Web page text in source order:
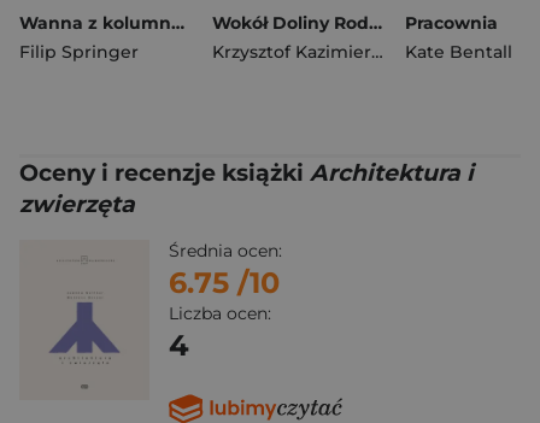
Wanna z kolumnadą
Filip Springer
Wokół Doliny Rodanu. Geneza ukształtowania średniowiecznej przestrzeni miejskiej. Refleksje architekta
Krzysztof Kazimierz Pawłowski
Pracownia
Kate Bentall
Oceny i recenzje książki Architektura i
zwierzęta
Średnia ocen:
6.75 /10
Liczba ocen:
4